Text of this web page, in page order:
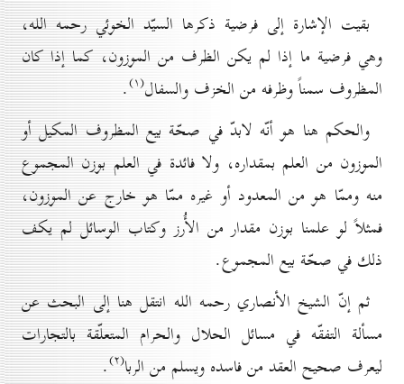
بقيت الإشارة إلى فرضية ذكرها السيّد الخوئي رحمه الله،
وهي فرضية ما إذا لم يكن الظرف من الموزون، كما إذا كان
المظروف سمناً وظرفه من الخزف والسفال(۱) .
والحكم هنا هو أنّه لابدّ في صحّة بيع المظروف المكيل أو
الموزون من العلم بمقداره، ولا فائدة في العلم بوزن المجموع
منه وممّا هو من المعدود أو غيره ممّا هو خارج عن الموزون،
فمثلاً لو علمنا بوزن مقدار من الأُرز وكتاب الوسائل لم يكف
ذلك في صحّة بيع المجموع.
ثم إنّ الشيخ الأنصاري رحمه الله انتقل هنا إلى البحث عن
مسألة التفقّه في مسائل الحلال والحرام المتعلّقة بالتجارات
ليعرف صحيح العقد من فاسده ويسلم من الربا(۲) .